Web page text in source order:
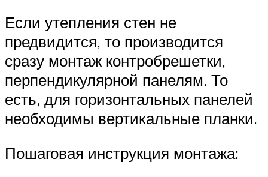
Если утепления стен не
предвидится, то производится
сразу монтаж контробрешетки,
перпендикулярной панелям. То
есть, для горизонтальных панелей
необходимы вертикальные планки.
Пошаговая инструкция монтажа: